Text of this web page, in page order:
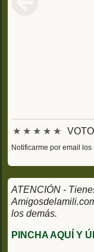
★ ★ ★ ★ ★
Notificarme por email
ATENCIÓN -
los demás.
PINCHA AQUÍ Y